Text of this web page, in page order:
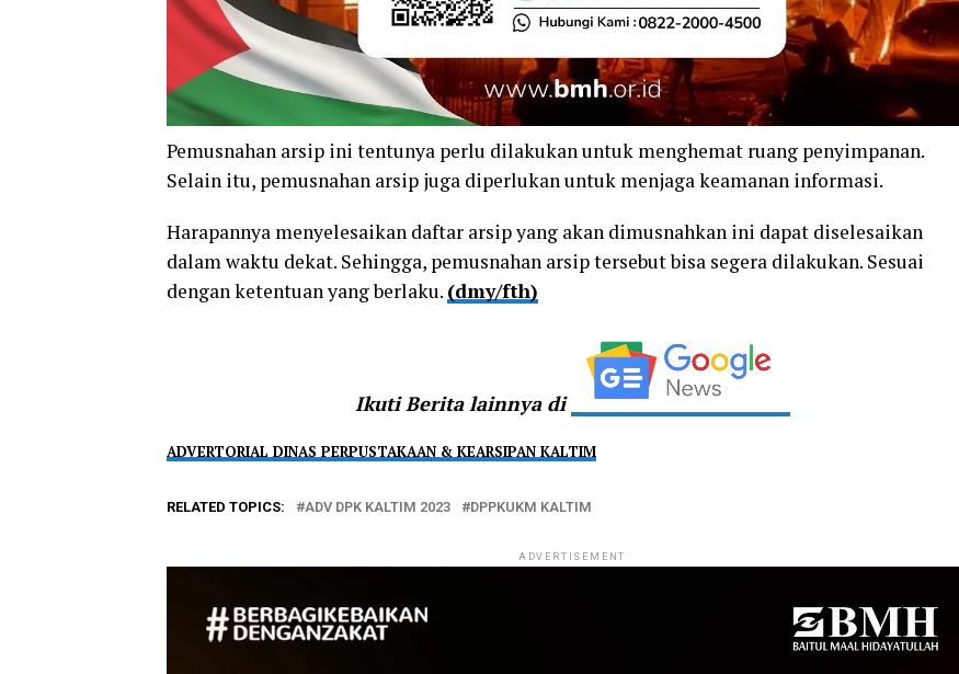
Pemusnahan arsip ini tentunya perlu dilakukan untuk menghemat ruang penyimpanan.
Selain itu, pemusnahan arsip juga diperlukan untuk menjaga keamanan informasi.
Harapannya menyelesaikan daftar arsip yang akan dimusnahkan ini dapat diselesaikan
dalam waktu dekat. Sehingga, pemusnahan arsip tersebut bisa segera dilakukan. Sesuai
dengan ketentuan yang berlaku. (dmy/fth)
Ikuti Berita lainnya di
ADVERTORIAL DINAS PERPUSTAKAAN & KEARSIPAN KALTIM
RELATED TOPICS: ADV DPK KALTIM 2023 DPPKUKM KALTIM
ADVERTISEMENT